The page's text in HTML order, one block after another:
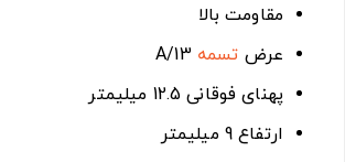
مقاومت بالا
عرض تسمه A/13
پهنای فوقانی 12.5 میلیمتر
ارتفاع 9 میلیمتر